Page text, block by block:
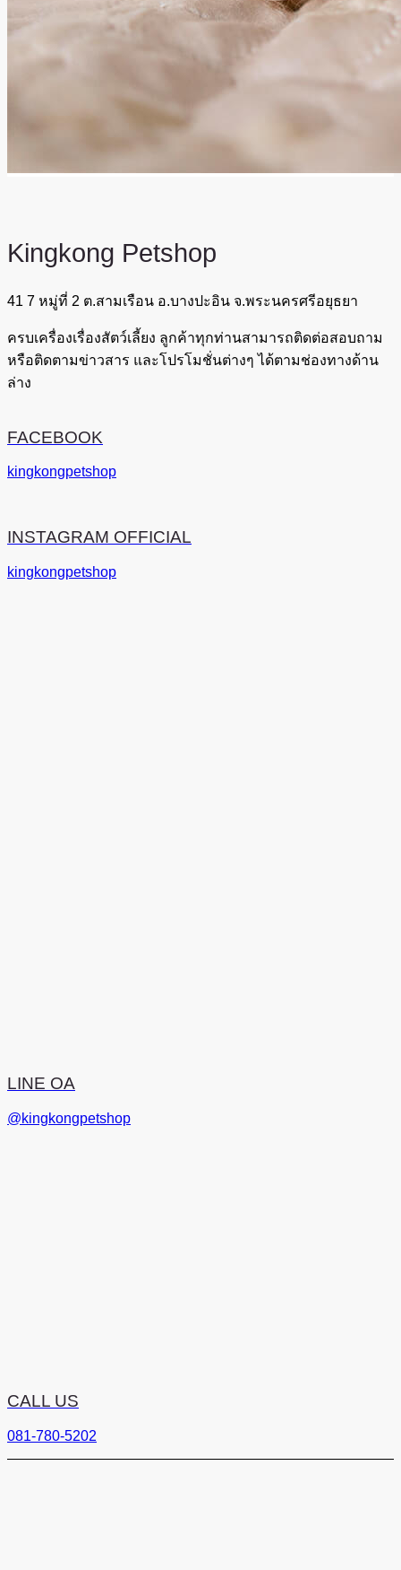
Kingkong Petshop
41 7 หมู่ที่ 2 ต.สามเรือน อ.บางปะอิน จ.พระนครศรีอยุธยา
ครบเครื่องเรื่องสัตว์เลี้ยง ลูกค้าทุกท่านสามารถติดต่อสอบถาม
หรือติดตามข่าวสาร และโปรโมชั่นต่างๆ ได้ตามช่องทางด้าน
ล่าง
FACEBOOK
kingkongpetshop
INSTAGRAM OFFICIAL
kingkongpetshop
LINE OA
@kingkongpetshop
CALL US
081-780-5202